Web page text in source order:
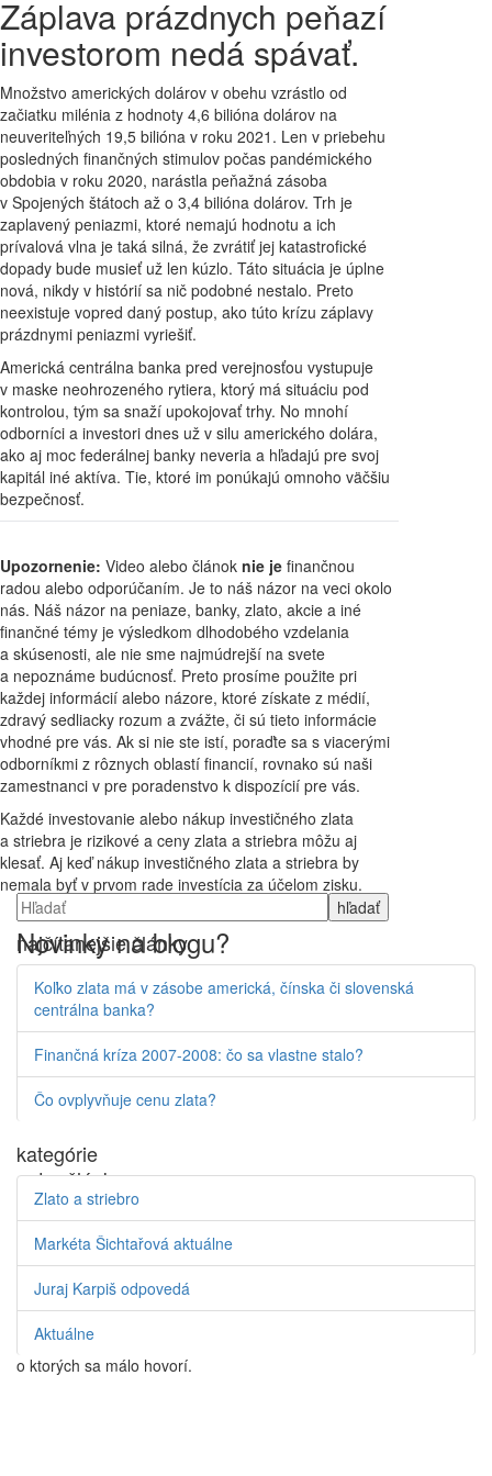
Záplava prázdnych peňazí
investorom nedá spávať.
Množstvo amerických dolárov v obehu vzrástlo od
začiatku milénia z hodnoty 4,6 bilióna dolárov na
neuveriteľných 19,5 bilióna v roku 2021. Len v priebehu
posledných finančných stimulov počas pandémického
obdobia v roku 2020, narástla peňažná zásoba
v Spojených štátoch až o 3,4 bilióna dolárov. Trh je
zaplavený peniazmi, ktoré nemajú hodnotu a ich
prívalová vlna je taká silná, že zvrátiť jej katastrofické
dopady bude musieť už len kúzlo. Táto situácia je úplne
nová, nikdy v histórií sa nič podobné nestalo. Preto
neexistuje vopred daný postup, ako túto krízu záplavy
prázdnymi peniazmi vyriešiť.
Americká centrálna banka pred verejnosťou vystupuje
v maske neohrozeného rytiera, ktorý má situáciu pod
kontrolou, tým sa snaží upokojovať trhy. No mnohí
odborníci a investori dnes už v silu amerického dolára,
ako aj moc federálnej banky neveria a hľadajú pre svoj
kapitál iné aktíva. Tie, ktoré im ponúkajú omnoho väčšiu
bezpečnosť.
Upozornenie: Video alebo článok nie je finančnou
radou alebo odporúčaním. Je to náš názor na veci okolo
nás. Náš názor na peniaze, banky, zlato, akcie a iné
finančné témy je výsledkom dlhodobého vzdelania
a skúsenosti, ale nie sme najmúdrejší na svete
a nepoznáme budúcnosť. Preto prosíme použite pri
každej informácií alebo názore, ktoré získate z médií,
zdravý sedliacky rozum a zvážte, či sú tieto informácie
vhodné pre vás. Ak si nie ste istí, poraďte sa s viacerými
odborníkmi z rôznych oblastí financií, rovnako sú naši
zamestnanci v pre poradenstvo k dispozícií pre vás.
Každé investovanie alebo nákup investičného zlata
a striebra je rizikové a ceny zlata a striebra môžu aj
klesať. Aj keď nákup investičného zlata a striebra by
nemala byť v prvom rade investícia za účelom zisku.
Novinky na blogu?
autor článku
Nikola Litvinová
Tím Goldsafe - naši spolupracovníci Vám prinášajú
aktuálne témy z oblasti drahých kovov, fungovania
peňazí, bankovníctva a iných tém z oblasti
ekonomiky, ktoré s drahými kovmi a majetkom
sú časťou ekonómov považované za kontroverzné a
o ktorých sa málo hovorí.
najčítanejšie články
Koľko zlata má v zásobe americká, čínska či slovenská
centrálna banka?
Finančná kríza 2007-2008: čo sa vlastne stalo?
Čo ovplyvňuje cenu zlata?
kategórie
Zlato a striebro
Markéta Šichtařová aktuálne
Juraj Karpiš odpovedá
Aktuálne